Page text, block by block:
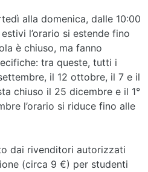
alla domenica, dalle 10:00
l’orario si estende fino
è chiuso, ma fanno
tra queste, tutti i
il 12 ottobre, il 7 e il
chiuso il 25 dicembre e il 1°
l’orario si riduce fino alle
dai rivenditori autorizzati
(circa 9 €) per studenti